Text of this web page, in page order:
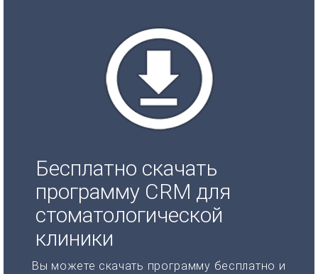
Бесплатно скачать
программу CRM для
стоматологической
клиники
Вы можете скачать программу бесплатно и